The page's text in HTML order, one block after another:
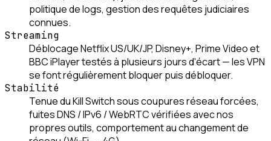
politique de logs, gestion des requêtes judiciaires
connues.
Streaming
Déblocage Netflix US/UK/JP, Disney+, Prime Video et
BBC iPlayer testés à plusieurs jours d'écart — les VPN
se font régulièrement bloquer puis débloquer.
Stabilité
Tenue du Kill Switch sous coupures réseau forcées,
fuites DNS / IPv6 / WebRTC vérifiées avec nos
propres outils, comportement au changement de